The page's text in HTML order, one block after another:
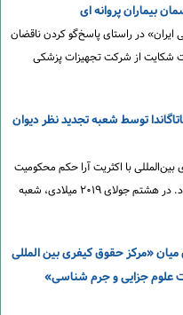
بیماران پروانه ای
ایران» در راستای پاسخ‌گو کردن ناقضان
شکایت از شرکت تجهیزات پزشکی
توسط شعبه تجدید نظر دیوان
با اکثریت آرا حکم محکومیت
«بوسکو ناتاگاندا» را تایید نمود. در هشتم جولای ۲۰۱۹ میلادی، شعبه
«مرکز حقوق کیفری بین المللی
علوم جزایی و جرم شناسی»